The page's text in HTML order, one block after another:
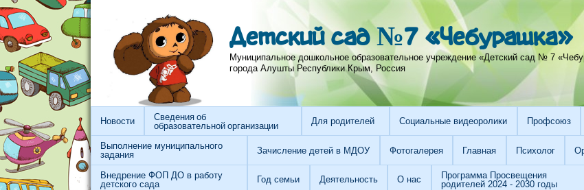
Перейти к основному содержанию
Skip to search
Детский сад №7 «Чебурашка»
Муниципальное дошкольное образовательное учреждение «Детский сад № 7
города Алушты Республики Крым, Россия
Новости
Сведения об
образовательной организации
Для родителей Социальные видеоролики Профсоюз
Выполнение муниципального
задания
Зачисление детей в МДОУ Фотогалерея Главная Психолог
Внедрение ФОП ДО в работу
детского сада
Год семьи Деятельность О нас
Программа Просвещения
родителей 2024 - 2030 годы